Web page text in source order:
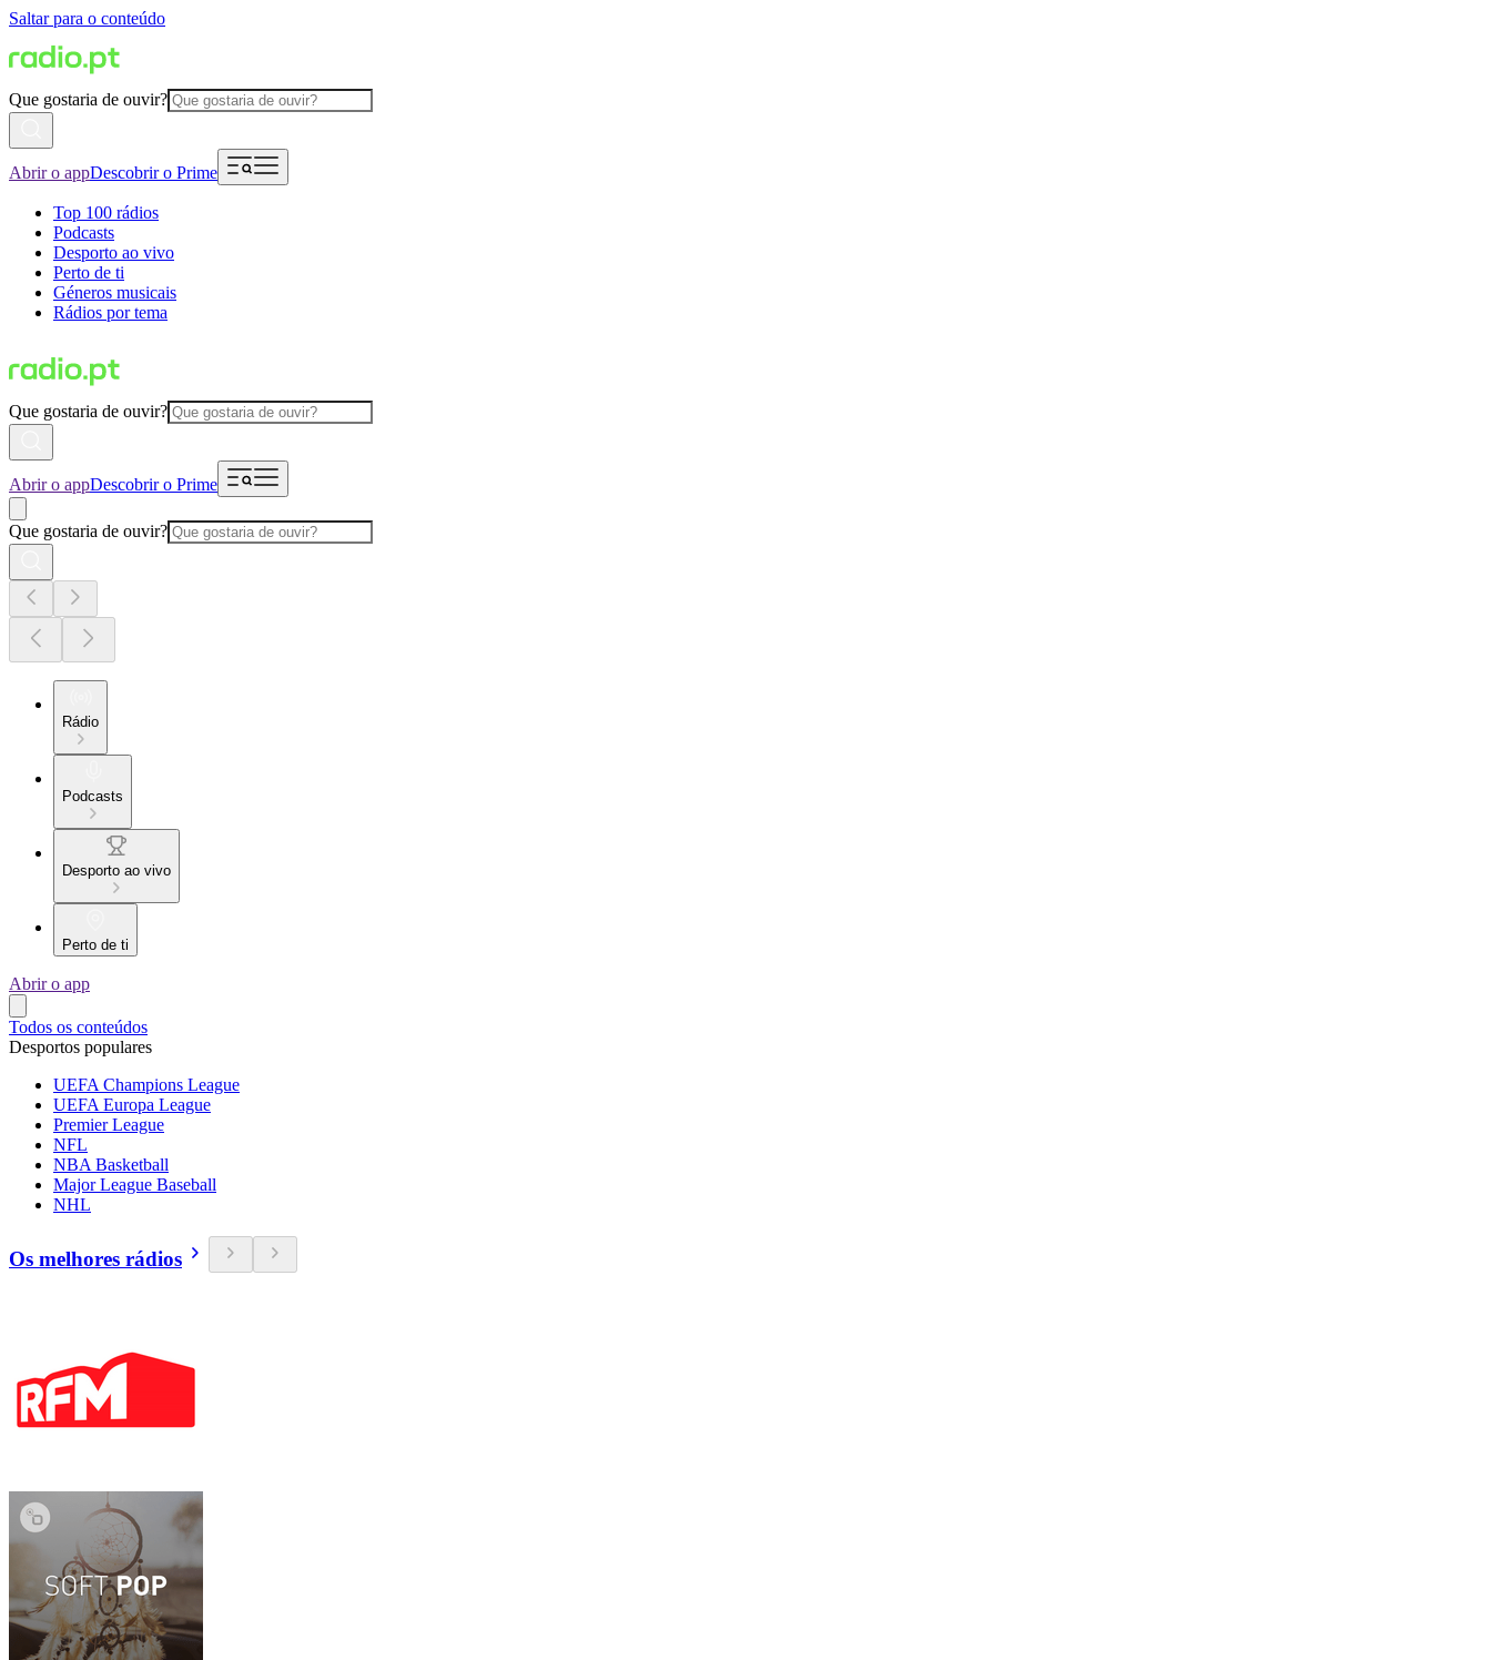
Saltar para o conteúdo
Que gostaria de ouvir?
Abrir o appDescobrir o Prime
Top 100 rádios
Podcasts
Desporto ao vivo
Perto de ti
Géneros musicais
Rádios por tema
Que gostaria de ouvir?
Abrir o appDescobrir o Prime
Que gostaria de ouvir?
Rádio
Podcasts
Desporto ao vivo
Perto de ti
Abrir o app
Todos os conteúdos
Desportos populares
UEFA Champions League
UEFA Europa League
Premier League
NFL
NBA Basketball
Major League Baseball
NHL
Os melhores rádios